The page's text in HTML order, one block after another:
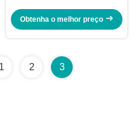
e punho
Obtenha o melhor preço
1 2 3